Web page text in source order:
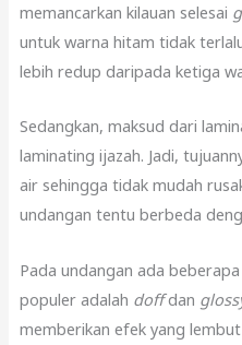
memancarkan kilauan selesai
untuk warna hitam tidak
lebih redup daripada ketiga
Sedangkan, maksud dari
laminating ijazah. Jadi,
air sehingga tidak mudah
undangan tentu berbeda
Pada undangan ada
populer adalah doffdan
memberikan efek yang